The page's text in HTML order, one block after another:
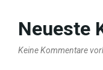
Neueste
Keine Kommentare